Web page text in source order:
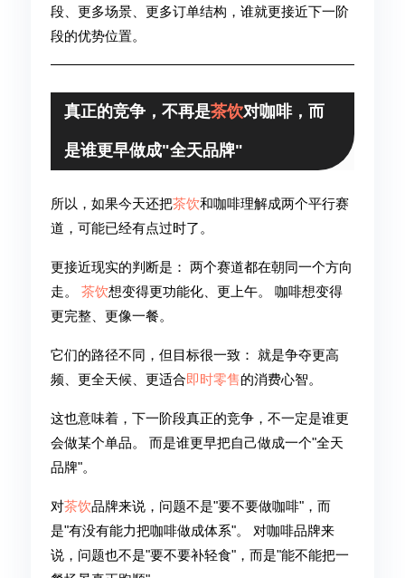
段、更多场景、更多订单结构，谁就更接近下一阶
段的优势位置。
真正的竞争，不再是茶饮对咖啡，而
是谁更早做成"全天品牌"
所以，如果今天还把茶饮和咖啡理解成两个平行赛
道，可能已经有点过时了。
更接近现实的判断是： 两个赛道都在朝同一个方向
走。 茶饮想变得更功能化、更上午。 咖啡想变得
更完整、更像一餐。
它们的路径不同，但目标很一致： 就是争夺更高
频、更全天候、更适合即时零售的消费心智。
这也意味着，下一阶段真正的竞争，不一定是谁更
会做某个单品。 而是谁更早把自己做成一个"全天
品牌"。
对茶饮品牌来说，问题不是"要不要做咖啡"，而
是"有没有能力把咖啡做成体系"。 对咖啡品牌来
说，问题也不是"要不要补轻食"，而是"能不能把一